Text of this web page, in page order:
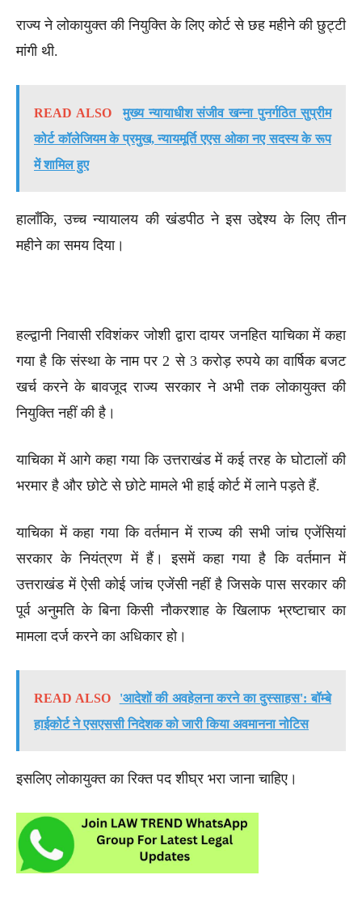
राज्य ने लोकायुक्त की नियुक्ति के लिए कोर्ट से छह महीने की छुट्टी
मांगी थी.
READ ALSO
मुख्य न्यायाधीश संजीव खन्ना पुनर्गठित सुप्रीम
कोर्ट कॉलेजियम के प्रमुख, न्यायमूर्ति एएस ओका नए सदस्य के रूप
में शामिल हुए
हालाँकि, उच्च न्यायालय की खंडपीठ ने इस उद्देश्य के लिए तीन
महीने का समय दिया।
हल्द्वानी निवासी रविशंकर जोशी द्वारा दायर जनहित याचिका में कहा
गया है कि संस्था के नाम पर 2 से 3 करोड़ रुपये का वार्षिक बजट
खर्च करने के बावजूद राज्य सरकार ने अभी तक लोकायुक्त की
नियुक्ति नहीं की है।
याचिका में आगे कहा गया कि उत्तराखंड में कई तरह के घोटालों की
भरमार है और छोटे से छोटे मामले भी हाई कोर्ट में लाने पड़ते हैं.
याचिका में कहा गया कि वर्तमान में राज्य की सभी जांच एजेंसियां
सरकार के नियंत्रण में हैं। इसमें कहा गया है कि वर्तमान में
उत्तराखंड में ऐसी कोई जांच एजेंसी नहीं है जिसके पास सरकार की
पूर्व अनुमति के बिना किसी नौकरशाह के खिलाफ भ्रष्टाचार का
मामला दर्ज करने का अधिकार हो।
READ ALSO
'आदेशों की अवहेलना करने का दुस्साहस': बॉम्बे
हाईकोर्ट ने एसएससी निदेशक को जारी किया अवमानना ​​नोटिस
इसलिए लोकायुक्त का रिक्त पद शीघ्र भरा जाना चाहिए।